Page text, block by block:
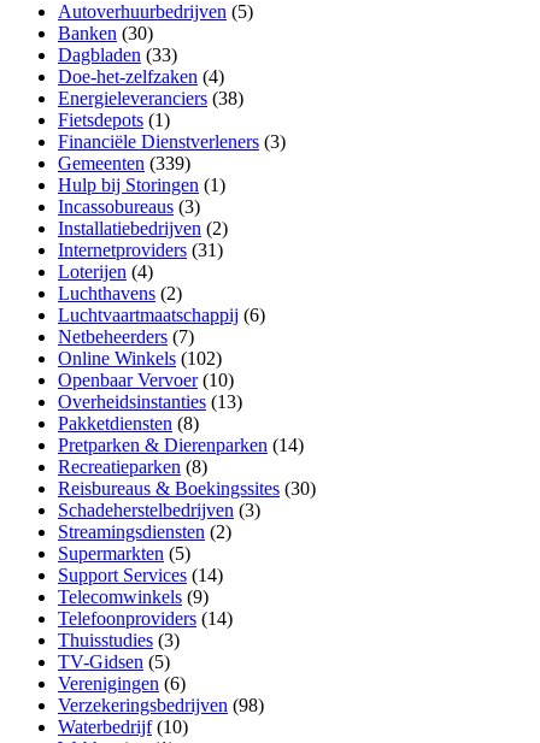
Autoverhuurbedrijven (5)
Banken (30)
Dagbladen (33)
Doe-het-zelfzaken (4)
Energieleveranciers (38)
Fietsdepots (1)
Financiële Dienstverleners (3)
Gemeenten (339)
Hulp bij Storingen (1)
Incassobureaus (3)
Installatiebedrijven (2)
Internetproviders (31)
Loterijen (4)
Luchthavens (2)
Luchtvaartmaatschappij (6)
Netbeheerders (7)
Online Winkels (102)
Openbaar Vervoer(10)
Overheidsinstanties (13)
Pakketdiensten (8)
Pretparken & Dierenparken (14)
Recreatieparken (8)
Reisbureaus & Boekingssites (30)
Schadeherstelbedrijven (3)
Streamingsdiensten (2)
Supermarkten (5)
Support Services (14)
Telecomwinkels (9)
Telefoonproviders (14)
Thuisstudies (3)
TV-Gidsen (5)
Verenigingen (6)
Verzekeringsbedrijven (98)
Waterbedrijf(10)